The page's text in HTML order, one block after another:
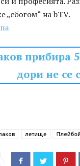
„сбогом“ на bTV.
прибира
дори не се
летище Плейбой